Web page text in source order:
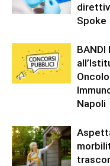
Spoke
BANDI
Napoli